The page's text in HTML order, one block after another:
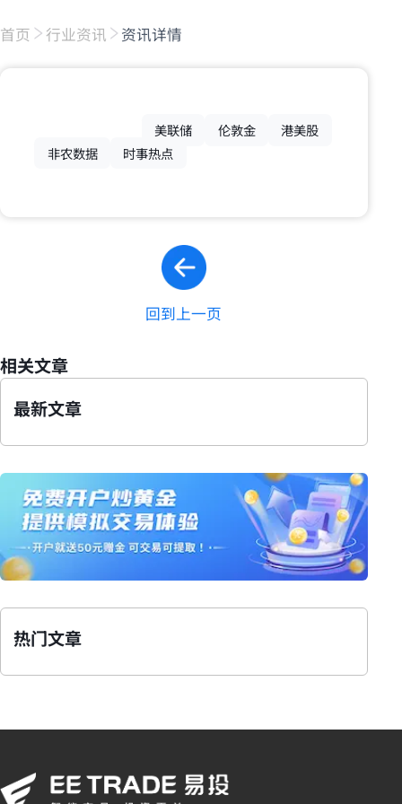
首页 行业资讯 资讯详情
美联储 伦敦金
港美股
非农数据
时事热点
回到上一页
相关文章
最新文章
热门文章